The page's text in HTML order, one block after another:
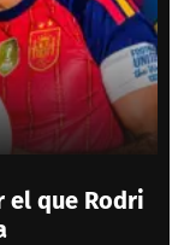
el que Rodri